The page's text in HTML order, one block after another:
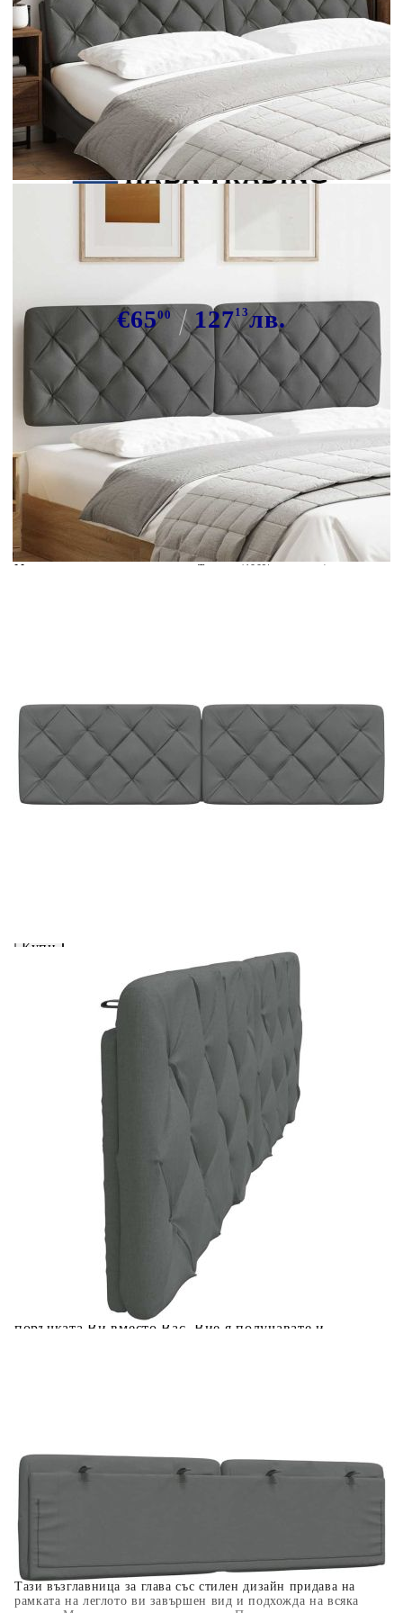
Сподели Tweet
Мека табла за легло, тъмносива,
180 см, плат
€6500 12713лв.
В наличност: 21 бр.
Време за доставка: 5 до 9 дни
Безплатна доставка до адрес при плащане по банков път
Тази възглавница за глава със стилен дизайн придава на
рамката на леглото ви завършен вид и подхожда на всяка
Цвят:
Тъмносив
Материал:
Текстил (100% полиестер)
Купи на изплащане
Credit calculator
Мека табла за легло, тъмносива, 180 см, плат
Please select credit institution
Цена на продукта:
€65.00
Extraction of information from credit institutions
Предоставената таблица е с информационна цел.
Предоставената таблица е с информационна цел.
Добавете продукта в количката си с бутона "Добави в
количката" и при поръчка ще можете да изберете броя
вноски на кредита.
Предоставената таблица е с информационна цел.
Добавете продукта в количката си с бутона "Добави в
количката" и при поръчка ще можете да изберете броя
вноски на кредита.
Предоставената таблица е с информационна цел.
Добавете продукта в количката си с бутона "Добави в
количката" и при поръчка ще можете да изберете броя
вноски на кредита.
Предоставената таблица е с информационна цел.
Добавете продукта в количката си с бутона "Добави в
количката" и при поръчка ще можете да изберете броя
вноски на кредита.
Когато плащате с NewPay, всъщност NewPay плаща
поръчката Ви вместо Вас. Вие я получавате и
покупки на стойност до 1000 лв. / €511.31
Плащане на 6 вноски. Стойността на поръчката се
разпределя в 6 равни месечни вноски с оскъпяване. За
покупки на стойност до 2000 лв. / €1022.61